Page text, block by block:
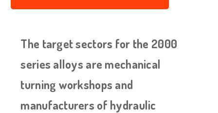
The target sectors for the 2000
series alloys are mechanical
turning workshops and
manufacturers of hydraulic